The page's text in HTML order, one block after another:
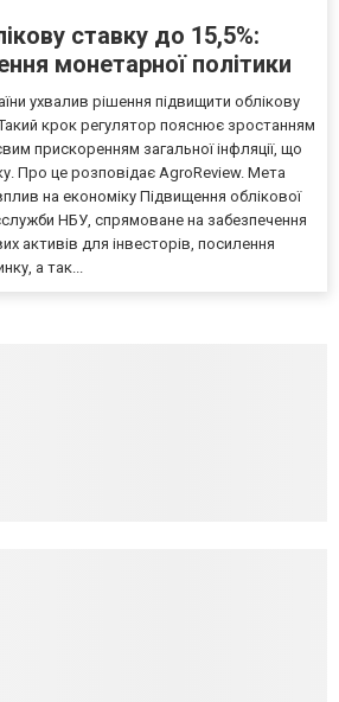
ставку до 15,5%:
монетарної політики
ухвалив рішення підвищити облікову
крок регулятор пояснює зростанням
прискоренням загальної інфляції, що
Про це розповідає AgroReview. Мета
на економіку Підвищення облікової
НБУ, спрямоване на забезпечення
активів для інвесторів, посилення
а так...